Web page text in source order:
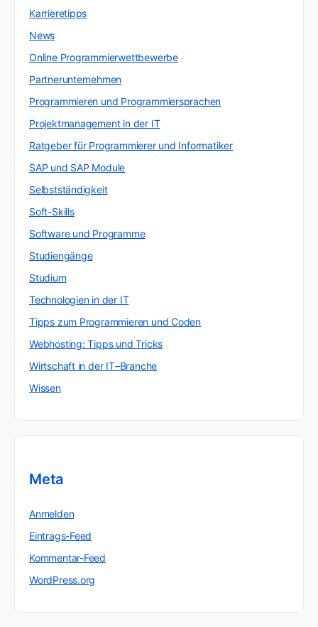
Karrieretipps
News
Online Programmierwettbewerbe
Partnerunternehmen
Programmieren und Programmiersprachen
Projektmanagement in der IT
Ratgeber für Programmierer und Informatiker
SAP und SAP Module
Selbstständigkeit
Soft-Skills
Software und Programme
Studiengänge
Studium
Technologien in der IT
Tipps zum Programmieren und Coden
Webhosting: Tipps und Tricks
Wirtschaft in der IT–Branche
Wissen
Meta
Anmelden
Eintrags-Feed
Kommentar-Feed
WordPress.org